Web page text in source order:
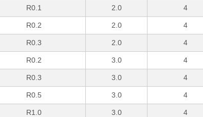
R0.1 2.0 4
R0.2 2.0 4
R0.3 2.0 4
R0.2 3.0 4
R0.3 3.0 4
R0.5 3.0 4
R1.0 3.0 4